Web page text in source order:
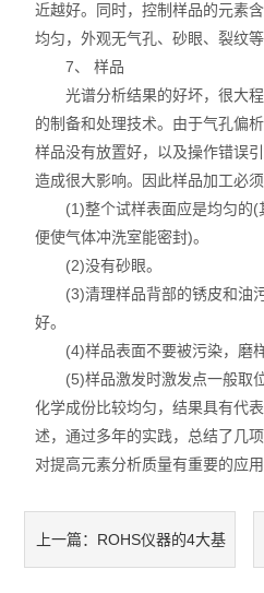
近越好。同时，控制样品的元素
均匀，外观无气孔、砂眼、裂纹等
7、 样品
光谱分析结果的好坏，很大程
的制备和处理技术。由于气孔偏
样品没有放置好，以及操作错误
造成很大影响。因此样品加工必须
(1)整个试样表面应是均匀的(
便使气体冲洗室能密封)。
(2)没有砂眼。
(3)清理样品背部的锈皮和油
好。
(4)样品表面不要被污染，磨样
(5)样品激发时激发点一般取
化学成份比较均匀，结果具有代
述，通过多年的实践，总结了几
对提高元素分析质量有重要的应用
上一篇： ROHS仪器的4大基